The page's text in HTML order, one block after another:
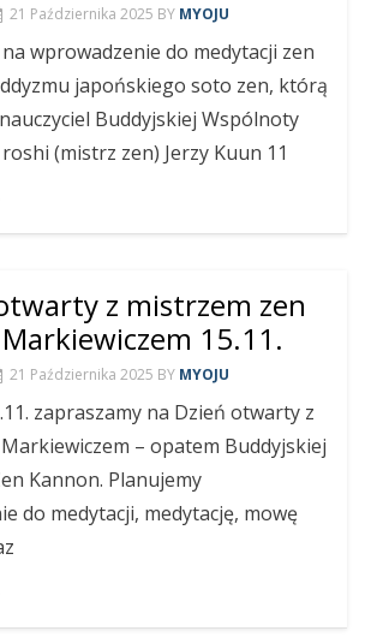
21 Października 2025 BY MYOJU
wprowadzenie do medytacji zen
japońskiego soto zen, którą
Buddyjskiej Wspólnoty
(mistrz zen) Jerzy Kuun 11
z mistrzem zen
15.11.
21 Października 2025 BY MYOJU
zapraszamy na Dzień otwarty z
– opatem Buddyjskiej
Kannon. Planujemy
do medytacji, medytację, mowę